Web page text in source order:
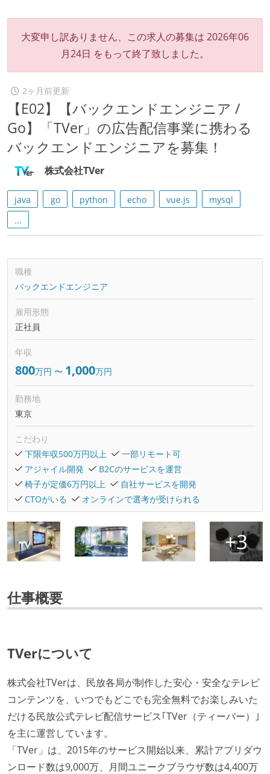
大変申し訳ありません、この求人の募集は 2026年06
月24日 をもって終了致しました。
2ヶ月前更新
【E02】【バックエンドエンジニア /
Go】「TVer」の広告配信事業に携わる
バックエンドエンジニアを募集！
株式会社TVer
java go python echo vue.js
mysql
...
職種
バックエンドエンジニア
雇用形態
正社員
年収
800万円 〜 1,000万円
勤務地
東京
こだわり
下限年収500万円以上
一部リモート可
アジャイル開発
B2Cのサービスを運営
椅子が定価6万円以上
自社サービスを開発
CTOがいる
オンラインで選考が受けられる
仕事概要
TVerについて
株式会社TVerは、民放各局が制作した安心・安全なテレビ
コンテンツを、いつでもどこでも完全無料でお楽しみいた
だける民放公式テレビ配信サービス｢TVer（ティーバー）｣
を主に運営しています。
「TVer」は、2015年のサービス開始以来、累計アプリダウ
ンロード数は9,000万、月間ユニークブラウザ数は4,400万